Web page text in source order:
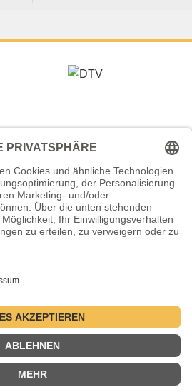
Westfalen e.V.
・ 6.–9. Juli 2028
Datenschutzerklärung